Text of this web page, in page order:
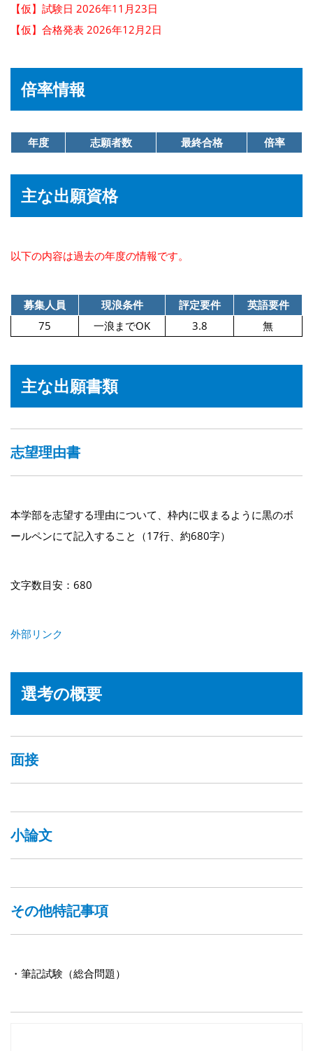
【仮】試験日 2026年11月23日
【仮】合格発表 2026年12月2日
倍率情報
年度 志願者数 最終合格 倍率
主な出願資格
以下の内容は過去の年度の情報です。
募集人員 現浪条件 評定要件
英語要件
75
一浪までOK 3.8 無
主な出願書類
志望理由書
本学部を志望する理由について、枠内に収まるように黒のボ
ールペンにて記入すること（17行、約680字）
文字数目安：680
外部リンク
選考の概要
面接
小論文
その他特記事項
・筆記試験（総合問題）